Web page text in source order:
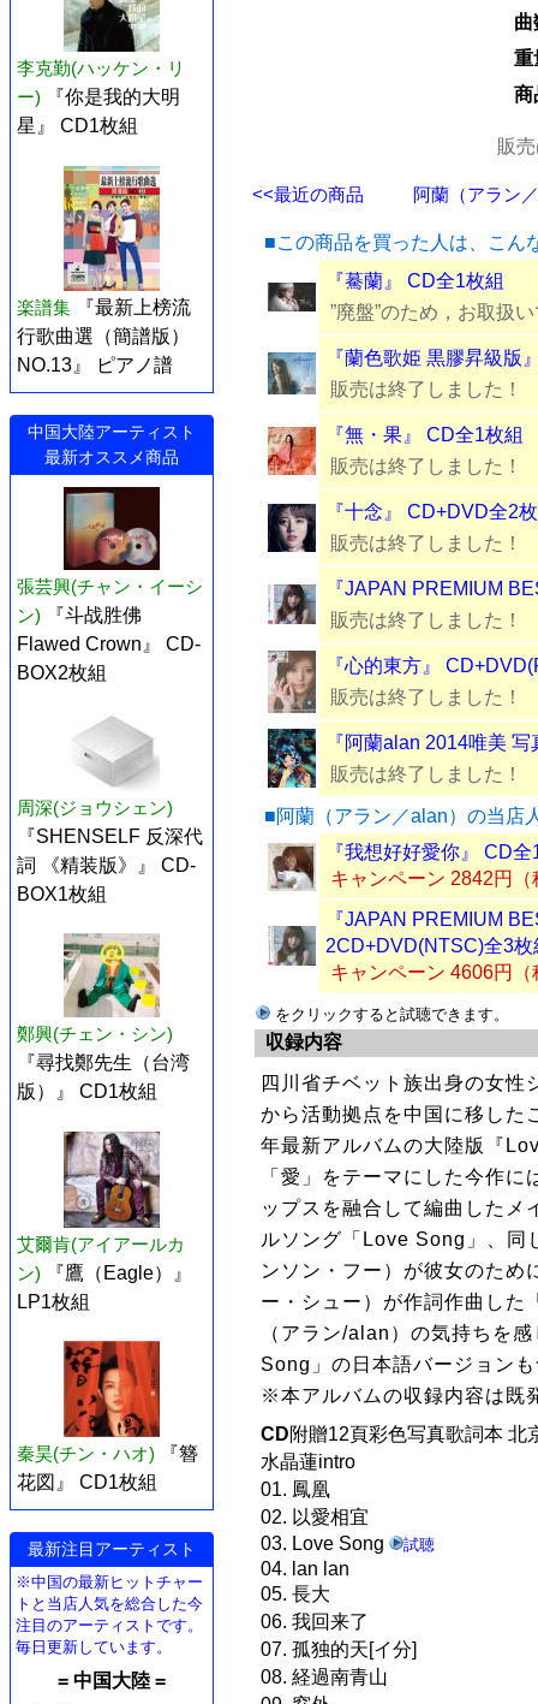
李克勤(ハッケン・リ
ー)
『你是我的大明
星』 CD1枚組
楽譜集
『最新上榜流
行歌曲選（簡譜版）
NO.13』 ピアノ譜
中国大陸アーティスト
最新オススメ商品
張芸興(チャン・イーシ
ン)
『斗战胜佛
Flawed Crown』 CD-
BOX2枚組
周深(ジョウシェン)
『SHENSELF 反深代
詞 《精装版》』 CD-
BOX1枚組
鄭興(チェン・シン)
『尋找鄭先生（台湾
版）』 CD1枚組
艾爾肯(アイアールカ
ン)
『鷹（Eagle）』
LP1枚組
秦昊(チン・ハオ)
『簪
花図』 CD1枚組
最新注目アーティスト
※中国の最新ヒットチャー
トと当店人気を総合した今
注目のアーティストです。
毎日更新しています。
= 中国大陸 =
曲
重
商
販
<<最近の商品 阿蘭（アラン
■この商品を買った人は、こん
『驀蘭』 CD全1枚組
”廃盤”のため，お取扱
『蘭色歌姫 黒膠昇級版
販売は終了しました！
『無・果』 CD全1枚組
販売は終了しました！
『十念』 CD+DVD全2
販売は終了しました！
『JAPAN PREMIUM
販売は終了しました！
『心的東方』
販売は終了しました！
『阿蘭alan 2014唯美
販売は終了しました！
■阿蘭（アラン／alan）の当店
『我想好好愛你』 CD
キャンペーン 2842円（
『JAPAN PREMIUM
2CD+DVD(NTSC)全3枚
キャンペーン 4606円（
をクリックすると試聴できます。
収録内容
四川省チベット族出身の女
から活動拠点を中国に移した
年最新アルバムの大陸版『
「愛」をテーマにした今作
ップスを融合して編曲したメ
ルソング「Love Song」、同
ンソン・フー）が彼女のため
ー・シュー）が作詞作曲した
（アラン/alan）の気持ちを
Song」の日本語バージョン
※本アルバムの収録内容は既
CD附贈12頁彩色写真歌詞本 北
水晶蓮intro
01. 鳳凰
02. 以愛相宜
03. Love Song
試聴
04. lan lan
05. 長大
06. 我回来了
07. 孤独的天[イ分]
08. 経過南青山